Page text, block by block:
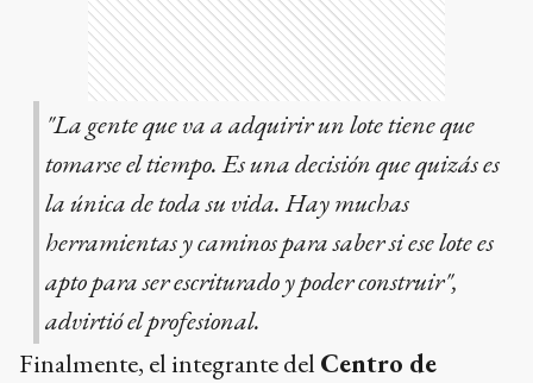
"La gente que va a adquirir un lote tiene que
tomarse el tiempo. Es una decisión que quizás es
la única de toda su vida. Hay muchas
herramientas y caminos para saber si ese lote es
apto para ser escriturado y poder construir",
advirtió el profesional.
Finalmente, el integrante del Centro de